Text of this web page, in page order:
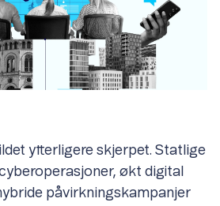
ytterligere skjerpet. Statlige
økt digital
påvirkningskampanjer